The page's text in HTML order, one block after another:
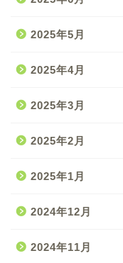
2025年5月
2025年4月
2025年3月
2025年2月
2025年1月
2024年12月
2024年11月